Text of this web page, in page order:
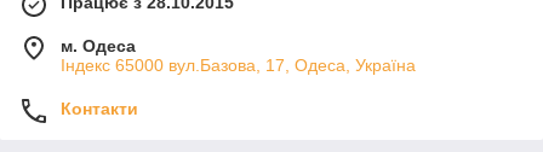
м. Одеса
Індекс 65000 вул.Базова, 17, Одеса, Україна
Контакти